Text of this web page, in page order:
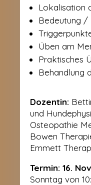
Lokalisation
Bedeutung /
Üben am
Praktisches
Behandlung
Dozentin:
und
Osteopathie
Bowen
Emmett
Termin: 16.
Sonntag von